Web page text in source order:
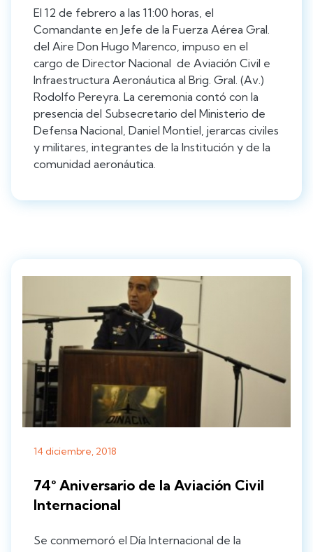
El 12 de febrero a las 11:00 horas, el
Comandante en Jefe de la Fuerza Aérea Gral.
del Aire Don Hugo Marenco, impuso en el
cargo de Director Nacional de Aviación Civil e
Infraestructura Aeronáutica al Brig. Gral. (Av.)
Rodolfo Pereyra. La ceremonia contó con la
presencia del Subsecretario del Ministerio de
Defensa Nacional, Daniel Montiel, jerarcas civiles
y militares, integrantes de la Institución y de la
comunidad aeronáutica.
14 diciembre, 2018
74° Aniversario de la Aviación Civil
Internacional
Se conmemoró el Día Internacional de la